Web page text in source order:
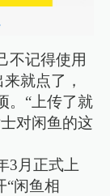
不记得使用
就点了，
。“上传了就
对闲鱼的这
3月正式上
“闲鱼相